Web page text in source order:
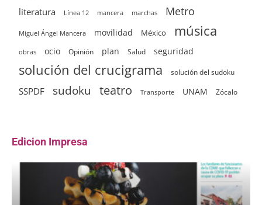
literatura Línea 12 mancera marchas Metro
Miguel Ángel Mancera movilidad México música
obras ocio Opinión plan Salud seguridad
solución del crucigrama solución del sudoku
SSPDF sudoku teatro Transporte UNAM Zócalo
Edicion Impresa